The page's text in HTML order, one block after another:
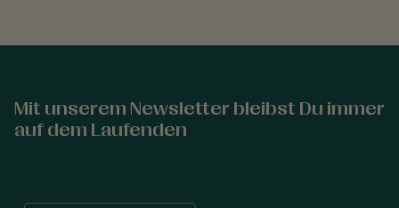
Mit unserem Newsletter bleibst Du immer
auf dem Laufenden